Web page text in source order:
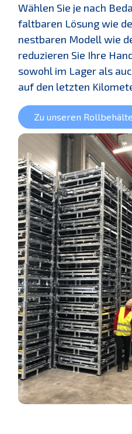
Wählen Sie je nach
faltbaren Lösung wie
nestbaren Modell wie
reduzieren Sie Ihre
sowohl im Lager als
auf den letzten
Zu unseren